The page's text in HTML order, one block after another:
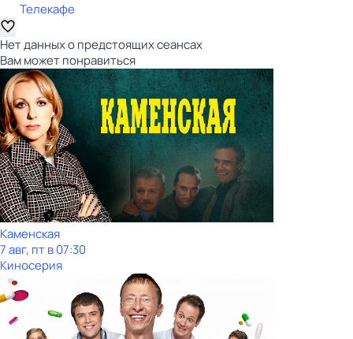
Телекафе
Нет данных о предстоящих сеансах
Вам может понравиться
Каменская
7 авг, пт в 07:30
Киносерия